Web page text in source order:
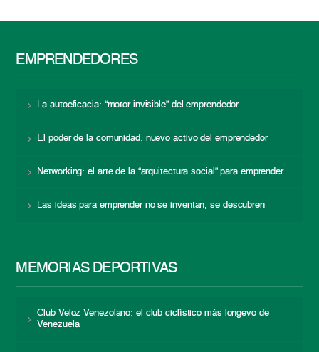
EMPRENDEDORES
La autoeficacia: “motor invisible” del emprendedor
El poder de la comunidad: nuevo activo del emprendedor
Networking: el arte de la “arquitectura social” para emprender
Las ideas para emprender no se inventan, se descubren
MEMORIAS DEPORTIVAS
Club Veloz Venezolano: el club ciclístico más longevo de
Venezuela